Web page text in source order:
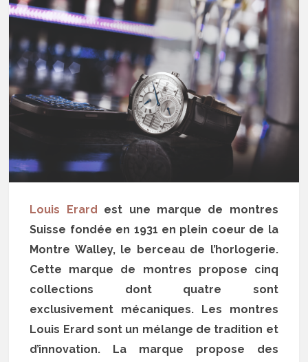
Louis Erard est une marque de montres
Suisse fondée en 1931 en plein coeur de la
Montre Walley, le berceau de l’horlogerie.
Cette marque de montres propose cinq
collections dont quatre sont
exclusivement mécaniques. Les montres
Louis Erard sont un mélange de tradition et
d’innovation. La marque propose des